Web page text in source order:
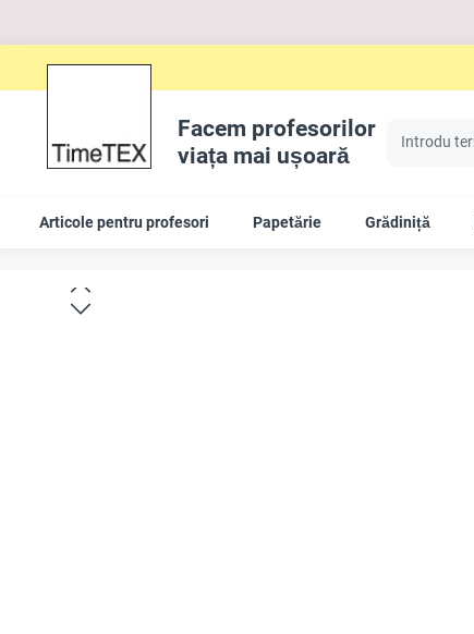
Facem profesorilor
viața mai ușoară
Articole pentru profesori Papetărie Grădiniță